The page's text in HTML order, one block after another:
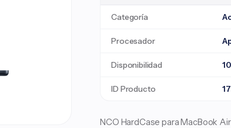
Categoría
Procesador
Disponibilidad
ID Producto
NCO HardCase para MacBook